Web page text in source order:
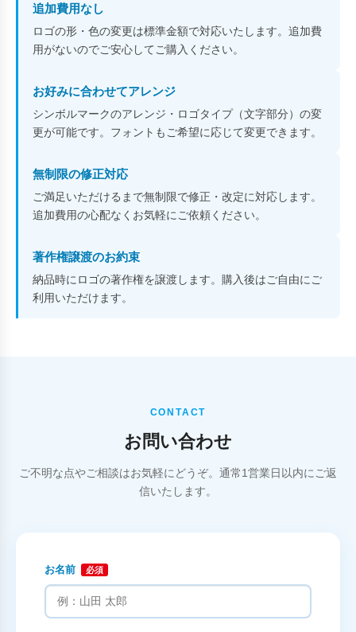
追加費用なし
ロゴの形・色の変更は標準金額で対応いたします。追加費
用がないのでご安心してご購入ください。
お好みに合わせてアレンジ
シンボルマークのアレンジ・ロゴタイプ（文字部分）の変
更が可能です。フォントもご希望に応じて変更できます。
無制限の修正対応
ご満足いただけるまで無制限で修正・改定に対応します。
追加費用の心配なくお気軽にご依頼ください。
著作権譲渡のお約束
納品時にロゴの著作権を譲渡します。購入後はご自由にご
利用いただけます。
CONTACT
お問い合わせ
ご不明な点やご相談はお気軽にどうぞ。通常1営業日以内にご返
信いたします。
お名前 必須